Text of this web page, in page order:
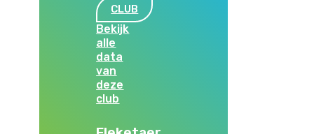
CLUB
Bekijk
alle
data
van
deze
club